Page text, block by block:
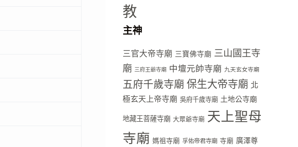
教
主神
三官大帝寺廟 三寶佛寺廟 三山國王寺
廟 三府王爺寺廟 中壇元帥寺廟 九天玄女寺廟
五府千歲寺廟 保生大帝寺廟 北
極玄天上帝寺廟 吳府千歲寺廟 土地公寺廟
地藏王菩薩寺廟 大眾爺寺廟 天上聖母
寺廟 媽祖寺廟 孚佑帝君寺廟 寺廟 廣澤尊